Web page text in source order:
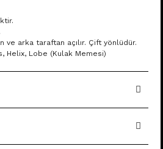
ve arka taraftan açılır. Çift yönlüdür.
Helix, Lobe (Kulak Memesi)